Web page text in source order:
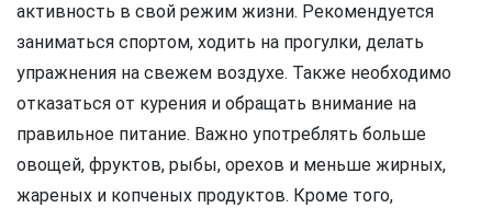
активность в свой режим жизни. Рекомендуется
заниматься спортом, ходить на прогулки, делать
упражнения на свежем воздухе. Также необходимо
отказаться от курения и обращать внимание на
правильное питание. Важно употреблять больше
овощей, фруктов, рыбы, орехов и меньше жирных,
жареных и копченых продуктов. Кроме того,